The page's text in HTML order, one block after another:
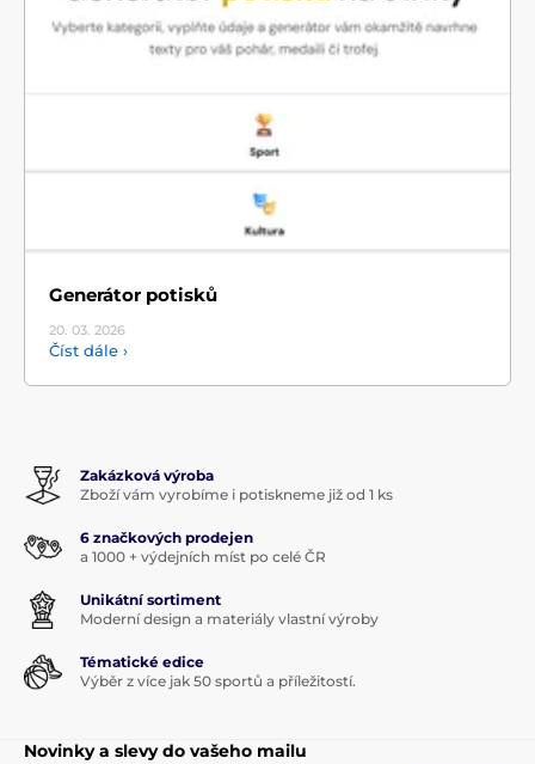
Generátor potisků
20. 03. 2026
Číst dále ›
Zakázková výroba
Zboží vám vyrobíme i potiskneme již od 1 ks
6 značkových prodejen
a 1000 + výdejních míst po celé ČR
Unikátní sortiment
Moderní design a materiály vlastní výroby
Tématické edice
Výběr z více jak 50 sportů a příležitostí.
Novinky a slevy do vašeho mailu